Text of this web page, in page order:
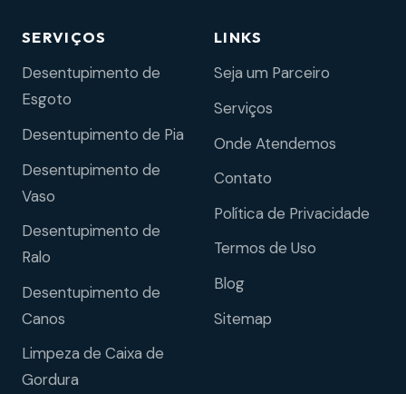
SERVIÇOS
Desentupimento de
Esgoto
Desentupimento de Pia
Desentupimento de
Vaso
Desentupimento de
Ralo
Desentupimento de
Canos
Limpeza de Caixa de
Gordura
LINKS
Seja um Parceiro
Serviços
Onde Atendemos
Contato
Política de Privacidade
Termos de Uso
Blog
Sitemap